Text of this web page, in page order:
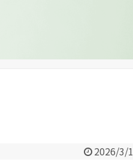
2026/3/1